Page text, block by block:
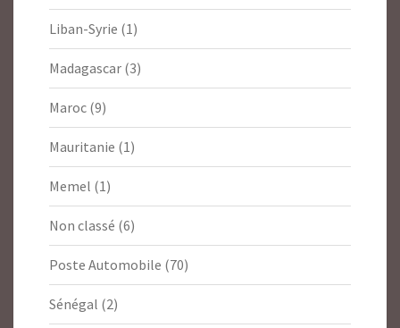
Liban-Syrie (1)
Madagascar (3)
Maroc (9)
Mauritanie (1)
Memel (1)
Non classé (6)
Poste Automobile (70)
Sénégal (2)